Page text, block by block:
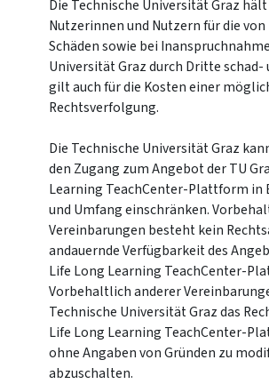
Die Technische Universität Graz
Nutzerinnen und Nutzern für die
Schäden sowie bei
Universität Graz durch Dritte schad-
gilt auch für die Kosten einer
Rechtsverfolgung.
Die Technische Universität Graz
den Zugang zum Angebot der TU
Learning TeachCenter-Plattform in
und Umfang einschränken.
Vereinbarungen besteht kein
andauernde Verfügbarkeit des
Life Long Learning TeachCenter-
Vorbehaltlich anderer
Technische Universität Graz das
Life Long Learning TeachCenter-
ohne Angaben von Gründen zu
abzuschalten.